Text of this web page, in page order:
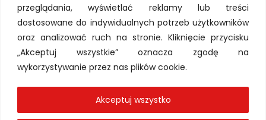
przeglądania, wyświetlać reklamy lub treści
dostosowane do indywidualnych potrzeb użytkowników
oraz analizować ruch na stronie. Kliknięcie przycisku
„Akceptuj wszystkie” oznacza zgodę na
wykorzystywanie przez nas plików cookie.
Akceptuj wszystko